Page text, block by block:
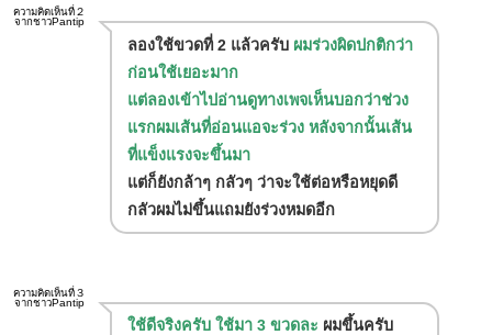
ความคิดเห็นที่２
จากชาวPantip
ลองใช้ขวดที่ 2 แล้วครับ ผมร่วงผิดปกติกว่า
ก่อนใช้เยอะมาก
แต่ลองเข้าไปอ่านดูทางเพจเห็นบอกว่าช่วง
แรกผมเส้นที่อ่อนแอจะร่วง หลังจากนั้นเส้น
ที่แข็งแรงจะขึ้นมา
แต่ก็ยังกล้าๆ กลัวๆ ว่าจะใช้ต่อหรือหยุดดี
กลัวผมไม่ขึ้นแถมยังร่วงหมดอีก
ความคิดเห็นที่３
จากชาวPantip
ใช้ดีจริงครับ ใช้มา 3 ขวดละ ผมขึ้นครับ